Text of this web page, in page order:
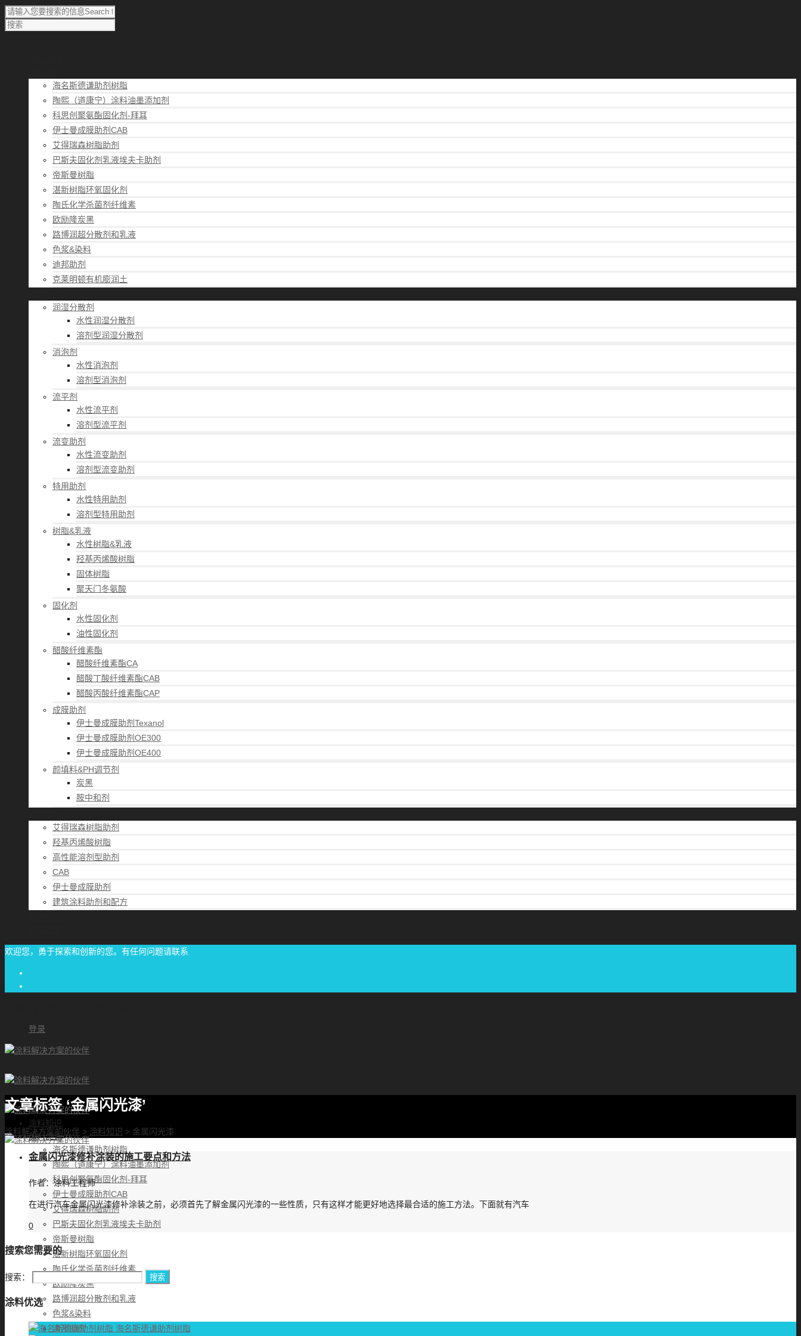
海名斯德谦助剂树脂
陶熙（道康宁）涂料油墨添加剂
科思创聚氨酯固化剂-拜耳
伊士曼成膜助剂CAB
艾得瑞森树脂助剂
巴斯夫固化剂乳液埃夫卡助剂
帝斯曼树脂
湛新树脂环氧固化剂
陶氏化学杀菌剂纤维素
欧励隆炭黑
路博润超分散剂和乳液
色浆&染料
迪邦助剂
克莱明顿有机膨润土
润湿分散剂
水性润湿分散剂
溶剂型润湿分散剂
消泡剂
水性消泡剂
溶剂型消泡剂
流平剂
水性流平剂
溶剂型流平剂
流变助剂
水性流变助剂
溶剂型流变助剂
特用助剂
水性特用助剂
溶剂型特用助剂
树脂&乳液
水性树脂&乳液
羟基丙烯酸树脂
固体树脂
聚天门冬氨酸
固化剂
水性固化剂
油性固化剂
醋酸纤维素酯
醋酸纤维素酯CA
醋酸丁酸纤维素酯CAB
醋酸丙酸纤维素酯CAP
成膜助剂
伊士曼成膜助剂Texanol
伊士曼成膜助剂OE300
伊士曼成膜助剂OE400
颜填料&PH调节剂
炭黑
胺中和剂
艾得瑞森树脂助剂
羟基丙烯酸树脂
高性能溶剂型助剂
CAB
伊士曼成膜助剂
建筑涂料助剂和配方
欢迎您，勇于探索和创新的您。有任何问题请联系
登录
首页
涂料知识
涂料优选
海名斯德谦助剂树脂
陶熙（道康宁）涂料油墨添加剂
科思创聚氨酯固化剂-拜耳
伊士曼成膜助剂CAB
艾得瑞森树脂助剂
巴斯夫固化剂乳液埃夫卡助剂
帝斯曼树脂
湛新树脂环氧固化剂
陶氏化学杀菌剂纤维素
欧励隆炭黑
路博润超分散剂和乳液
色浆&染料
迪邦助剂
文章标签 ‘金属闪光漆’
涂料解决方案的伙伴 > 涂料知识 > 金属闪光漆
金属闪光漆修补涂装的施工要点和方法
作者：涂料工程师
在进行汽车金属闪光漆修补涂装之前，必须首先了解金属闪光漆的一些性质，只有这样才能更好地选择最合适的施工方法。下面就有汽车
0
搜索您需要的
搜索：
涂料优选
海名斯德谦助剂树脂